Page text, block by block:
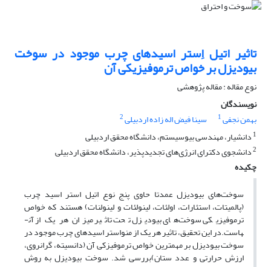
تاثیر اتیل اِستر اسیدهای چرب موجود در سوخت
بیودیزل بر خواص ترموفیزیکی آن
نوع مقاله : مقاله پژوهشی
نویسندگان
بهمن نجفی1 سینا فیض اله زاده اردبیلی2
1 دانشیار، مهندسی بیوسیستم، دانشگاه محقق اردبیلی
2دانشجوی دکترای انرژی‌های تجدیدپذیر، دانشگاه محقق اردبیلی
چکیده
سوخت‌های بیودیزل عمدتا حاوی پنج نوع اتیل استر اسید چرب
(پالمیتات، استئارات، اولئات، لینولئات و لینولنات) هستند که خواص
ترموفیزیکی سوخت‌های بیودیزل تحت تاثیر میزان هر یک از آن­
هاست.در این تحقیق، تاثیر هر یک از منواستر اسیدهای چرب موجود در
سوخت بیودیزل بر مهم­ترین خواص ترموفیزکی آن (دانسیته، گرانروی،
ارزش حرارتی و عدد ستان)بررسی شد. سوخت بیودیزل به روش